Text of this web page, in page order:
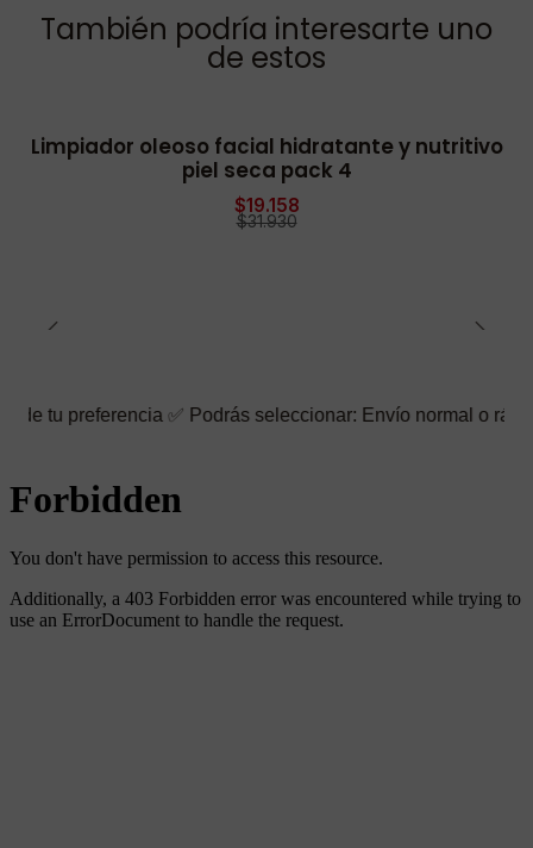
También podría interesarte uno
de estos
-40% OFF
Limpiador oleoso facial hidratante y nutritivo
piel seca pack 4
$19.158
$31.930
✅ Podrás seleccionar: Envío normal o rápido ☑️